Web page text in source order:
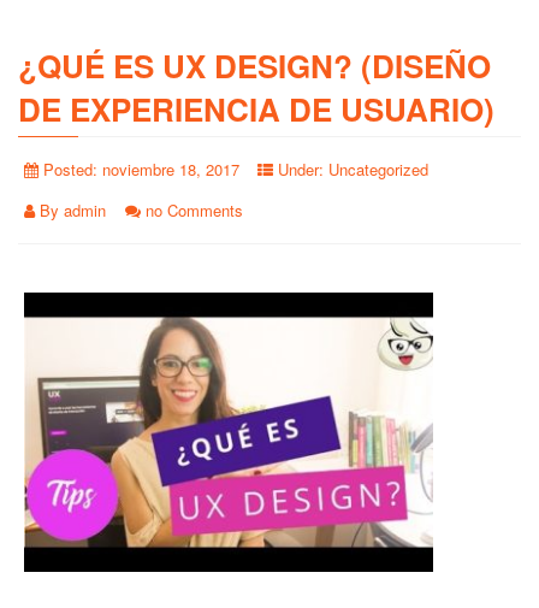
¿QUÉ ES UX DESIGN? (DISEÑO
DE EXPERIENCIA DE USUARIO)
Posted: noviembre 18, 2017 Under: Uncategorized
By admin no Comments